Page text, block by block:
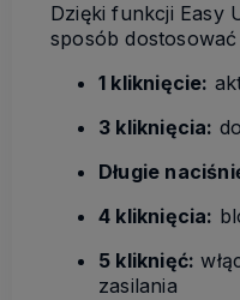
Dzięki funkcji Easy
sposób
1 kliknięcie:
3 kliknięcia:
Długie
4 kliknięcia:
5 kliknięć:
zasilania